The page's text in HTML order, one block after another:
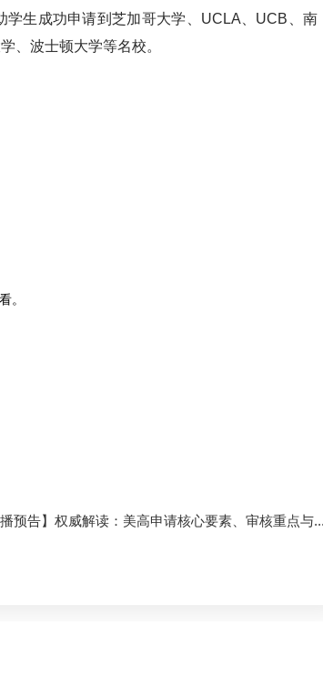
生成功申请到芝加哥大学、UCLA、UCB、南
、波士顿大学等名校。
。
播预告】权威解读：美高申请核心要素、审核重点与